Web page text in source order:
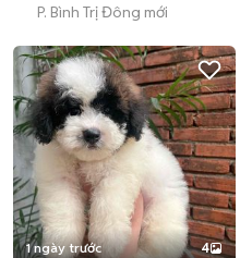
P. Bình Trị Đông mới
1 ngày trước 4